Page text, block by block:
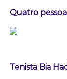
Quatro
Tenista Bia